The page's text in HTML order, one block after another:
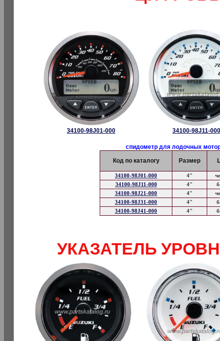
34100-98J01-000 34100-98J11-000
спидометр для лодочных
Код по каталогу
Размер
34100-98J01-000 4"
34100-98J11-000
4"
34100-98J21-000
4"
34100-98J31-000
4"
34100-98J41-000
4"
УКАЗАТЕЛЬ